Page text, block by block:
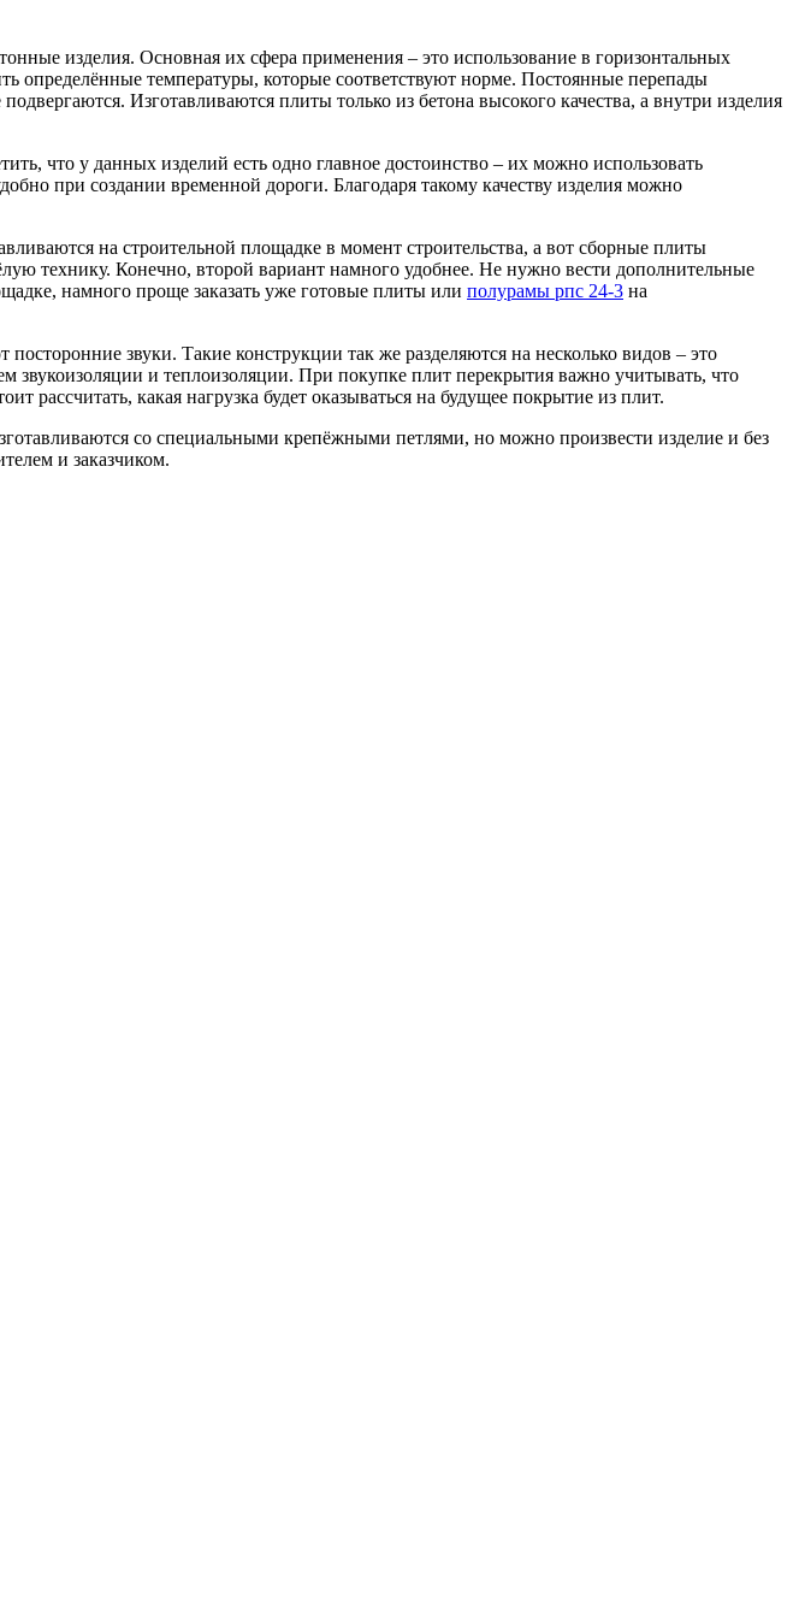
изделия. Основная их сфера применения – это использование в горизонтальных
определённые температуры, которые соответствуют норме. Постоянные перепады
Изготавливаются плиты только из бетона высокого качества, а внутри изделия
что у данных изделий есть одно главное достоинство – их можно использовать
при создании временной дороги. Благодаря такому качеству изделия можно
на строительной площадке в момент строительства, а вот сборные плиты
технику. Конечно, второй вариант намного удобнее. Не нужно вести дополнительные
намного проще заказать уже готовые плиты или полурамы рпс 24-3 на
звуки. Такие конструкции так же разделяются на несколько видов – это
звукоизоляции и теплоизоляции. При покупке плит перекрытия важно учитывать, что
рассчитать, какая нагрузка будет оказываться на будущее покрытие из плит.
со специальными крепёжными петлями, но можно произвести изделие и без
и заказчиком.